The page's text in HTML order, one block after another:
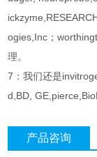
ogies,Inc；
理。
7：我们还是
d,BD,
产品咨询